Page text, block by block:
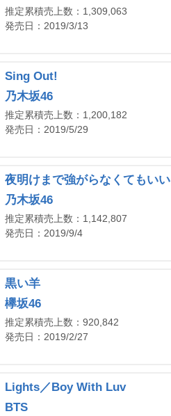
推定累積売上数：1,309,063
発売日：2019/3/13
Sing Out!
乃木坂46
推定累積売上数：1,200,182
発売日：2019/5/29
夜明けまで強がらなくてもいい
乃木坂46
推定累積売上数：1,142,807
発売日：2019/9/4
黒い羊
欅坂46
推定累積売上数：920,842
発売日：2019/2/27
Lights／Boy With Luv
BTS